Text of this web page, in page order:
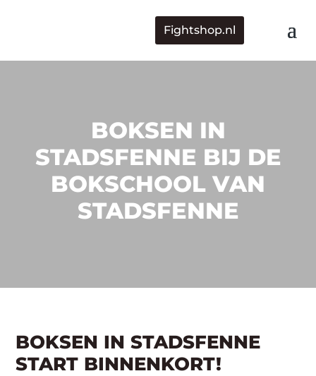
Fightshop.nl
BOKSEN IN
STADSFENNE BIJ DE
BOKSCHOOL VAN
STADSFENNE
BOKSEN IN STADSFENNE
START BINNENKORT!